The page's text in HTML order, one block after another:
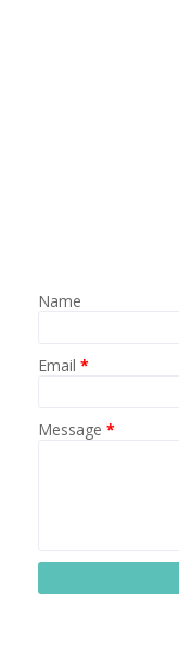
Name
Email *
Message *